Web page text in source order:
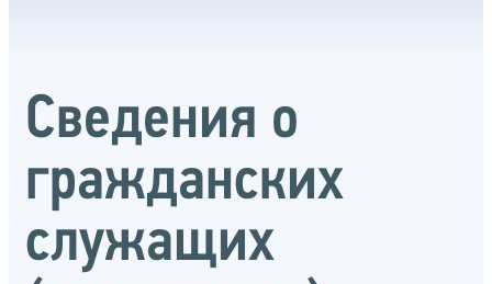
Сведения о
гражданских
служащих